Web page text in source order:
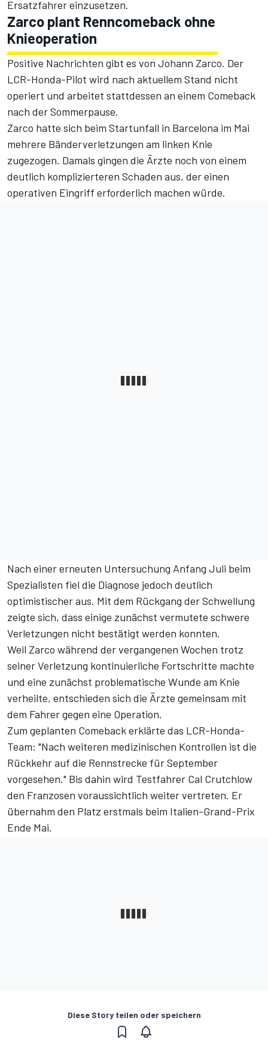
Ersatzfahrer einzusetzen.
Zarco plant Renncomeback ohne
Knieoperation
Positive Nachrichten gibt es von Johann Zarco. Der
LCR-Honda-Pilot wird nach aktuellem Stand nicht
operiert und arbeitet stattdessen an einem Comeback
nach der Sommerpause.
Zarco hatte sich beim Startunfall in Barcelona im Mai
mehrere Bänderverletzungen am linken Knie
zugezogen. Damals gingen die Ärzte noch von einem
deutlich komplizierteren Schaden aus, der einen
operativen Eingriff erforderlich machen würde.
Nach einer erneuten Untersuchung Anfang Juli beim
Spezialisten fiel die Diagnose jedoch deutlich
optimistischer aus. Mit dem Rückgang der Schwellung
zeigte sich, dass einige zunächst vermutete schwere
Verletzungen nicht bestätigt werden konnten.
Weil Zarco während der vergangenen Wochen trotz
seiner Verletzung kontinuierliche Fortschritte machte
und eine zunächst problematische Wunde am Knie
verheilte, entschieden sich die Ärzte gemeinsam mit
dem Fahrer gegen eine Operation.
Zum geplanten Comeback erklärte das LCR-Honda-
Team: "Nach weiteren medizinischen Kontrollen ist die
Rückkehr auf die Rennstrecke für September
vorgesehen." Bis dahin wird Testfahrer Cal Crutchlow
den Franzosen voraussichtlich weiter vertreten. Er
übernahm den Platz erstmals beim Italien-Grand-Prix
Ende Mai.
Diese Story teilen oder speichern